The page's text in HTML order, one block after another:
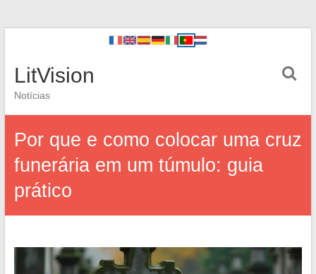
LitVision
Notícias
Por que e como colocar uma cruz
funerária em um túmulo: guia
prático